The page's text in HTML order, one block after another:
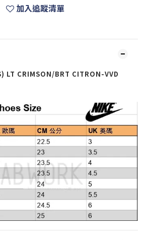
加入追蹤清單
CRIMSON/BRT CITRON-VVD